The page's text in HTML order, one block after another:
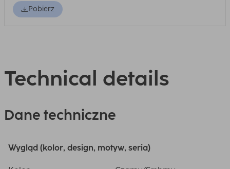
Pobierz
Technical details
Dane techniczne
Wygląd (kolor, design, motyw, seria)